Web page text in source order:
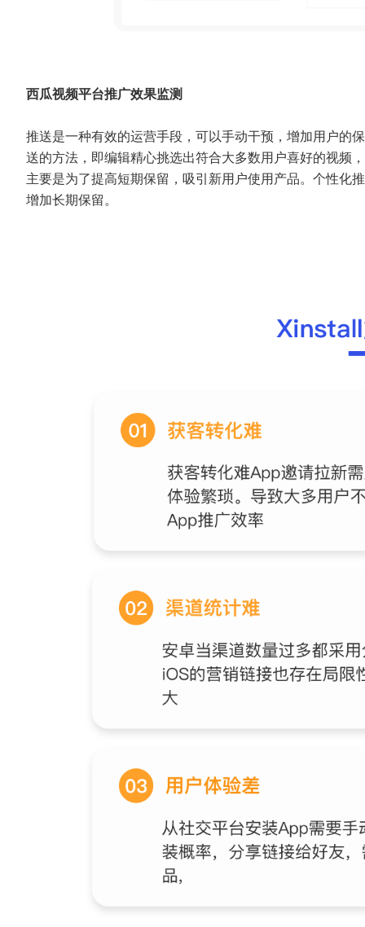
西瓜视频平台推广效果监测
推送是一种有效的运营手段，可以手动干预，增加用户的
送的方法，即编辑精心挑选出符合大多数用户喜好的视频
主要是为了提高短期保留，吸引新用户使用产品。个性化
增加长期保留。